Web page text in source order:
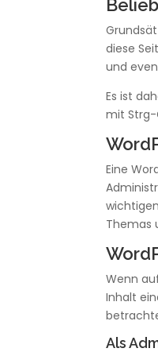
diese
und
Es ist
mit Strg-
Eine
Themas
Wenn
Inhalt
Als